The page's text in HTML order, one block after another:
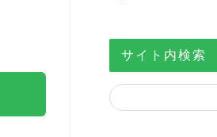
サイト内検索